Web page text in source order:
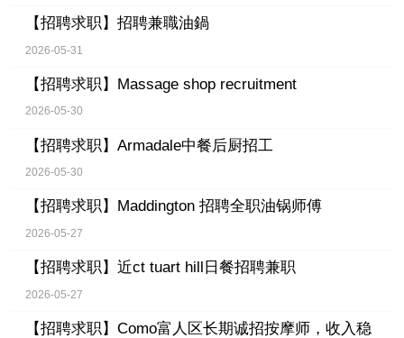
【招聘求职】 招聘兼職油鍋
2026-05-31
【招聘求职】 Massage shop recruitment
2026-05-30
【招聘求职】 Armadale中餐后厨招工
2026-05-30
【招聘求职】 Maddington 招聘全职油锅师傅
2026-05-27
【招聘求职】 近ct tuart hill日餐招聘兼职
2026-05-27
【招聘求职】 Como富人区长期诚招按摩师，收入稳